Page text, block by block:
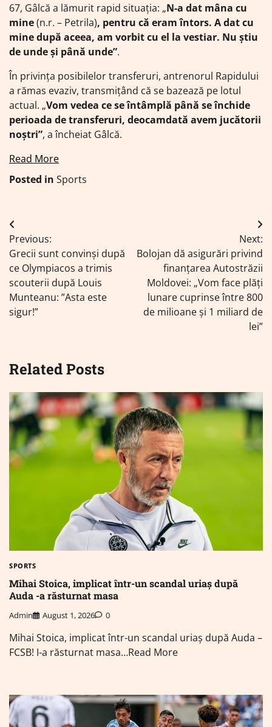
67, Gâlcă a lămurit rapid situația: „N-a dat mâna cu
mine(n.r. – Petrila), pentru că eram întors. A dat cu
mine după aceea, am vorbit cu el la vestiar. Nu știu
de unde și până unde”.
În privința posibilelor transferuri, antrenorul Rapidului
a rămas evaziv, transmițând că se bazează pe lotul
actual. „Vom vedea ce se întâmplă până se închide
perioada de transferuri, deocamdată avem jucătorii
noștri”, a încheiat Gâlcă.
Read More
Posted in Sports
Navigare
în
articole
Previous:
Grecii sunt convinși după
ce Olympiacos a trimis
scouterii după Louis
Munteanu: ”Asta este
sigur!”
Next:
Bolojan dă asigurări privind
finanțarea Autostrăzii
Moldovei: „Vom face plăți
lunare cuprinse între 800
de milioane și 1 miliard de
lei”
Related Posts
SPORTS
Mihai Stoica, implicat într-un scandal uriaș după
Auda -a răsturnat masa
Admin August 1, 2026 0
Mihai Stoica, implicat într-un scandal uriaș după Auda –
FCSB! I-a răsturnat masa…Read More